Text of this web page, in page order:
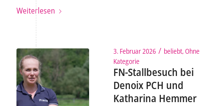
Weiterlesen
3. Februar 2026 / beliebt,Ohne
Kategorie
FN-Stallbesuch bei
Denoix PCH und
Katharina Hemmer